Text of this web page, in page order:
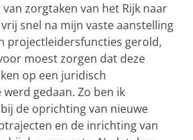
zorgtaken van het Rijk naar
snel na mijn vaste aanstelling
projectleidersfuncties gerold,
moest zorgen dat deze
op een juridisch
gedaan. Zo ben ik
de oprichting van nieuwe
en de inrichting van